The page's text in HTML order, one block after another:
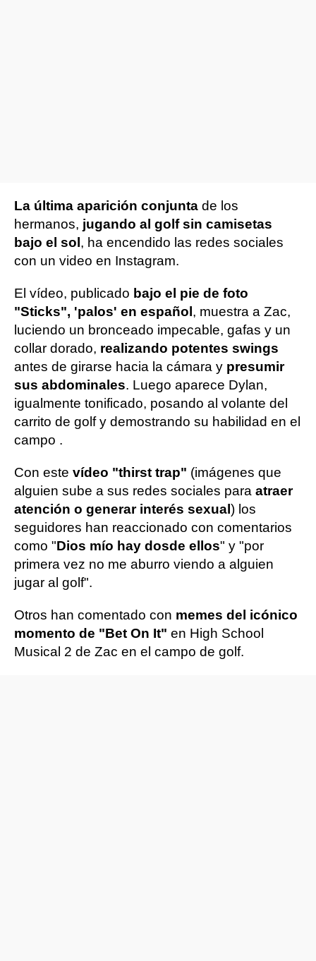
La última aparición conjunta de los
hermanos, jugando al golf sin camisetas
bajo el sol , ha encendido las redes sociales
con un video en Instagram.
El vídeo, publicado bajo el pie de foto
"Sticks", 'palos' en español , muestra a Zac,
luciendo un bronceado impecable, gafas y un
collar dorado, realizando potentes swings
antes de girarse hacia la cámara y presumir
sus abdominales. Luego aparece Dylan,
igualmente tonificado, posando al volante del
carrito de golf y demostrando su habilidad en el
campo .
Con este vídeo "thirst trap" (imágenes que
alguien sube a sus redes sociales para atraer
atención o generar interés sexual ) los
seguidores han reaccionado con comentarios
como "Dios mío hay dosde ellos" y "por
primera vez no me aburro viendo a alguien
jugar al golf".
Otros han comentado con memes del icónico
momento de "Bet On It" en High School
Musical 2 de Zac en el campo de golf.